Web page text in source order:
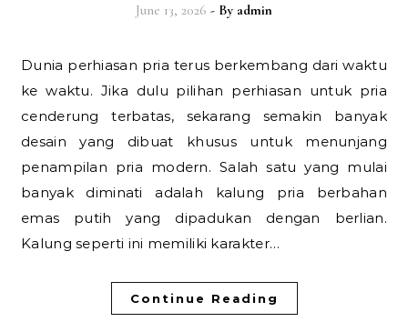
June 13, 2026 - By admin
Dunia perhiasan pria terus berkembang dari waktu
ke waktu. Jika dulu pilihan perhiasan untuk pria
cenderung terbatas, sekarang semakin banyak
desain yang dibuat khusus untuk menunjang
penampilan pria modern. Salah satu yang mulai
banyak diminati adalah kalung pria berbahan
emas putih yang dipadukan dengan berlian.
Kalung seperti ini memiliki karakter…
Continue Reading